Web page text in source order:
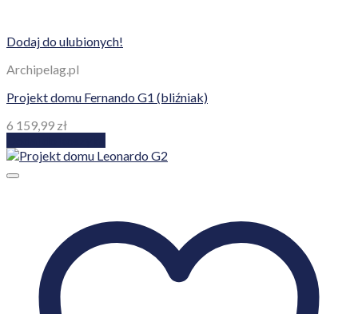
Dodaj do ulubionych!
Archipelag.pl
Projekt domu Fernando G1 (bliźniak)
6 159,99 zł